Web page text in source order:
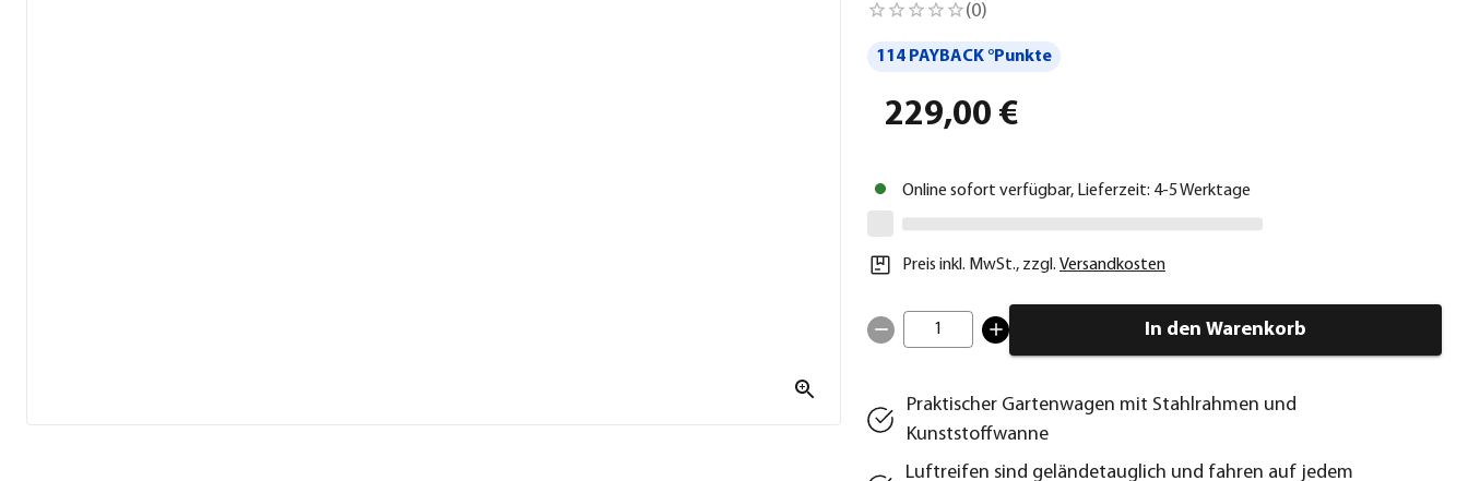
(0)
114 PAYBACK °Punkte
229,00 €
Online sofort verfügbar, Lieferzeit: 4-5 Werktage
Preis inkl. MwSt., zzgl. Versandkosten
1 In den Warenkorb
Praktischer Gartenwagen mit Stahlrahmen und
Kunststoffwanne
Luftreifen sind geländetauglich und fahren auf jedem